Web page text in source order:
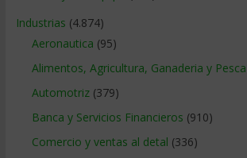
Industrias (4.874)
Aeronautica (95)
Alimentos, Agricultura, Ganaderia y Pesca
Automotriz(379)
Banca y Servicios Financieros (910)
Comercio y ventas al detal (336)